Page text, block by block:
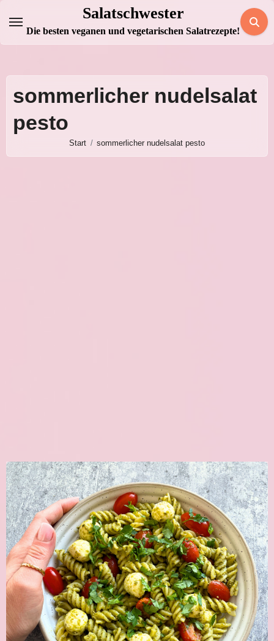
Inhalt
springen
Salatschwester
Die besten veganen und vegetarischen Salatrezepte!
sommerlicher nudelsalat
pesto
Start sommerlicher nudelsalat pesto